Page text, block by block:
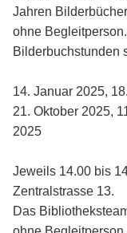
Jahren
ohne
Bilderbuchstunden
14. Januar 2025,
21. Oktober 2025,
2025
Jeweils 14.00 bis
Zentralstrasse 13.
Das